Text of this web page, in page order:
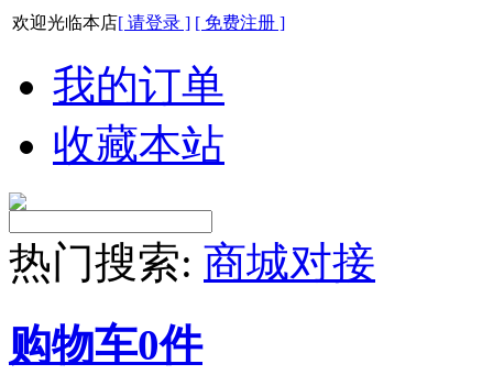
欢迎光临本店[ 请登录 ] [ 免费注册 ]
我的订单
收藏本站
热门搜索: 商城对接
购物车0件